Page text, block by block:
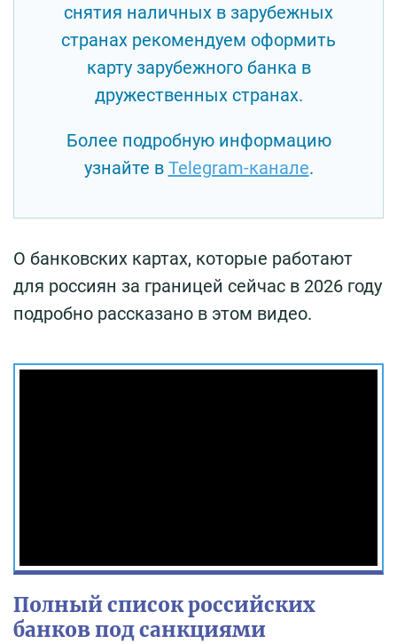
снятия наличных в зарубежных
странах рекомендуем оформить
карту зарубежного банка в
дружественных странах.
Более подробную информацию
узнайте в Telegram-канале.
О банковских картах, которые работают
для россиян за границей сейчас в 2026 году
подробно рассказано в этом видео.
Полный список российских
банков под санкциями